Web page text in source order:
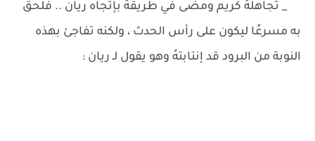
_ تجاهلهُ كريم ومضى في طريقهُ بإتجاه ريان .. فلحق
به مسرعًا ليكون على رأس الحدث ، ولكنه تفاجئ بهذه
النوبة من البرود قد إنتابتهُ وهو يقول لـ ريان :